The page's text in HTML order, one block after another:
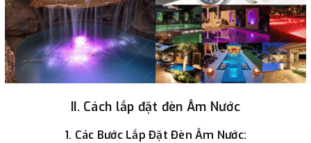
II. Cách lắp đặt đèn Âm Nước
1. Các Bước Lắp Đặt Đèn Âm Nước: